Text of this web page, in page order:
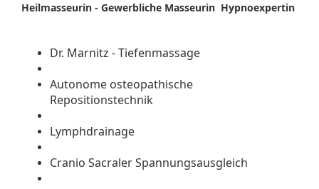
Heilmasseurin - Gewerbliche Masseurin Hypnoexpertin
Dr. Marnitz - Tiefenmassage
Autonome osteopathische
Repositionstechnik
Lymphdrainage
Cranio Sacraler Spannungsausgleich